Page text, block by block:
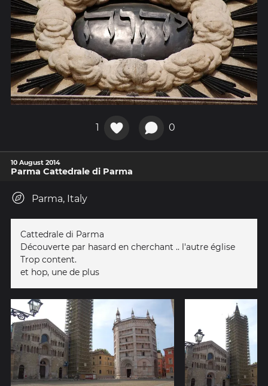
1 0
10 August 2014
Parma Cattedrale di Parma
Parma, Italy
Cattedrale di Parma
Découverte par hasard en cherchant .. l'autre église
Trop content.
et hop, une de plus